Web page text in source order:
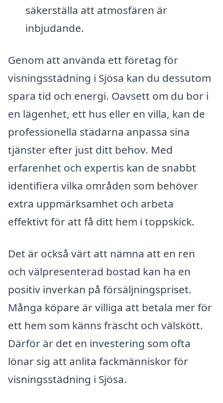
säkerställa att atmosfären är
inbjudande.
Genom att använda ett företag för
visningsstädning i Sjösa kan du dessutom
spara tid och energi. Oavsett om du bor i
en lägenhet, ett hus eller en villa, kan de
professionella städarna anpassa sina
tjänster efter just ditt behov. Med
erfarenhet och expertis kan de snabbt
identifiera vilka områden som behöver
extra uppmärksamhet och arbeta
effektivt för att få ditt hem i toppskick.
Det är också värt att nämna att en ren
och välpresenterad bostad kan ha en
positiv inverkan på försäljningspriset.
Många köpare är villiga att betala mer för
ett hem som känns fräscht och välskött.
Därför är det en investering som ofta
lönar sig att anlita fackmänniskor för
visningsstädning i Sjösa.